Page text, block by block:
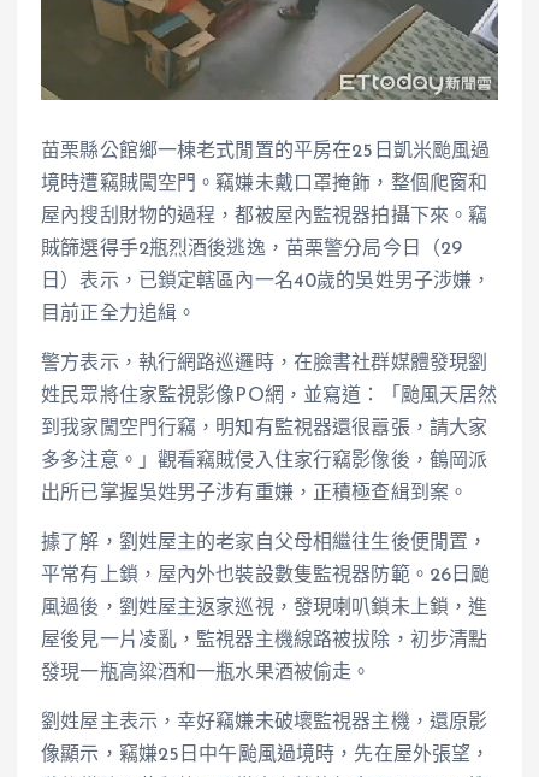
苗栗縣公館鄉一棟老式閒置的平房在25日凱米颱風過
境時遭竊賊闖空門。竊嫌未戴口罩掩飾，整個爬窗和
屋內搜刮財物的過程，都被屋內監視器拍攝下來。竊
賊篩選得手2瓶烈酒後逃逸，苗栗警分局今日（29
日）表示，已鎖定轄區內一名40歲的吳姓男子涉嫌，
目前正全力追緝。
警方表示，執行網路巡邏時，在臉書社群媒體發現劉
姓民眾將住家監視影像PO網，並寫道：「颱風天居然
到我家闖空門行竊，明知有監視器還很囂張，請大家
多多注意。」觀看竊賊侵入住家行竊影像後，鶴岡派
出所已掌握吳姓男子涉有重嫌，正積極查緝到案。
據了解，劉姓屋主的老家自父母相繼往生後便閒置，
平常有上鎖，屋內外也裝設數隻監視器防範。26日颱
風過後，劉姓屋主返家巡視，發現喇叭鎖未上鎖，進
屋後見一片凌亂，監視器主機線路被拔除，初步清點
發現一瓶高粱酒和一瓶水果酒被偷走。
劉姓屋主表示，幸好竊嫌未破壞監視器主機，還原影
像顯示，竊嫌25日中午颱風過境時，先在屋外張望，